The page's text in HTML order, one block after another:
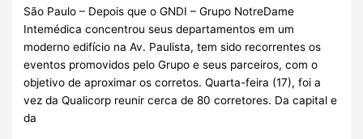
São Paulo – Depois que o GNDI – Grupo NotreDame
Intemédica concentrou seus departamentos em um
moderno edifício na Av. Paulista, tem sido recorrentes os
eventos promovidos pelo Grupo e seus parceiros, com o
objetivo de aproximar os corretos. Quarta-feira (17), foi a
vez da Qualicorp reunir cerca de 80 corretores. Da capital e
da